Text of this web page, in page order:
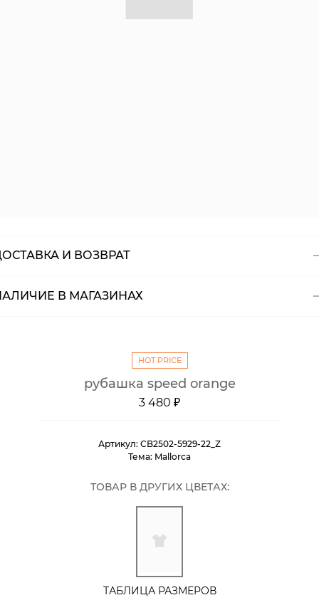
И ВОЗВРАТ
Самовывоз из пункта выдачи СДЭК
Самовывоз из наших магазинов
Самовывоз из пункта выдачи СДЭК
В МАГАЗИНАХ
HOT PRICE
рубашка speed orange
3 480 ₽
Артикул: CB2502-5929-22_Z
Тема: Mallorca
ТОВАР В ДРУГИХ ЦВЕТАХ:
ТАБЛИЦА РАЗМЕРОВ